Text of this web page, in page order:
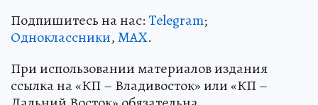
Подпишитесь на нас:Telegram;
Одноклассники,MAX.
При использовании материалов издания
ссылка на «КП – Владивосток» или «КП –